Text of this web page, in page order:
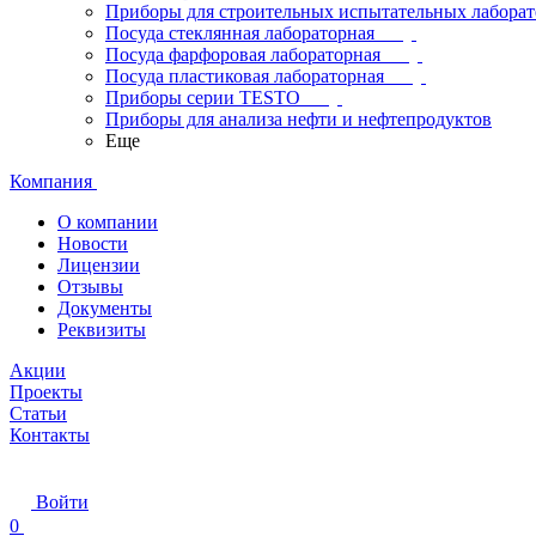
Приборы для строительных испытательных
Посуда стеклянная лабораторная
Посуда фарфоровая лабораторная
Посуда пластиковая лабораторная
Приборы серии TESTO
Приборы для анализа нефти и нефтепродуктов
Еще
Компания
О компании
Новости
Лицензии
Отзывы
Документы
Реквизиты
Акции
Проекты
Статьи
Контакты
Войти
0